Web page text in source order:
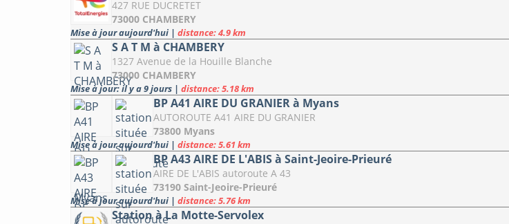
427 RUE DUCRETET
73000 CHAMBERY
Mise à jour aujourd'hui | distance: 4.9 km
S A T M à CHAMBERY
1327 Avenue de la Houille Blanche
73000 CHAMBERY
Mise à jour: il y a 9 jours | distance: 5.18 km
BP A41 AIRE DU GRANIER à Myans
AUTOROUTE A41 AIRE DU GRANIER
73800 Myans
Mise à jour aujourd'hui | distance: 5.61 km
BP A43 AIRE DE L'ABIS à Saint-Jeoire-Prieuré
AIRE DE L'ABIS autoroute A 43
73190 Saint-Jeoire-Prieuré
Mise à jour aujourd'hui | distance: 5.76 km
Station à La Motte-Servolex